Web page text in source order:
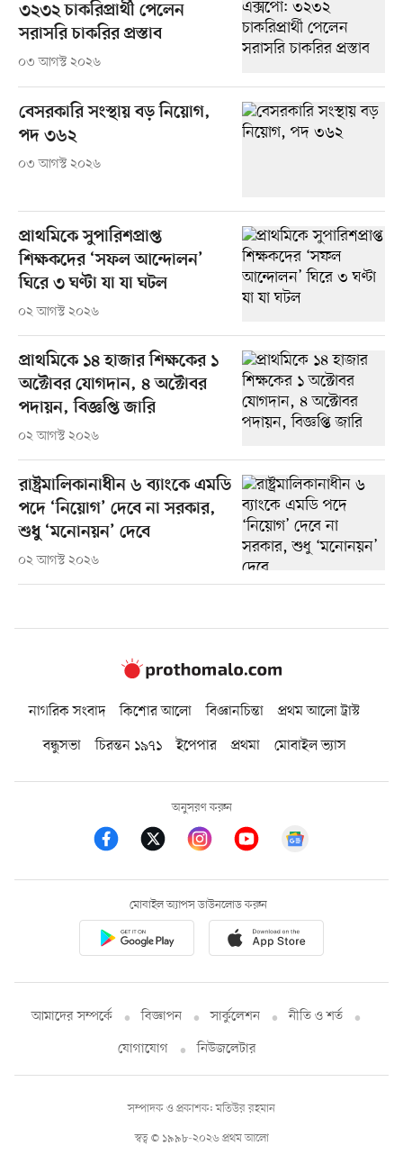
৩২৩২ চাকরিপ্রার্থী পেলেন
সরাসরি চাকরির প্রস্তাব
০৩ আগস্ট ২০২৬
বেসরকারি সংস্থায় বড় নিয়োগ,
পদ ৩৬২
০৩ আগস্ট ২০২৬
প্রাথমিকে সুপারিশপ্রাপ্ত
শিক্ষকদের ‘সফল আন্দোলন’
ঘিরে ৩ ঘণ্টা যা যা ঘটল
০২ আগস্ট ২০২৬
প্রাথমিকে ১৪ হাজার শিক্ষকের ১
অক্টোবর যোগদান, ৪ অক্টোবর
পদায়ন, বিজ্ঞপ্তি জারি
০২ আগস্ট ২০২৬
রাষ্ট্রমালিকানাধীন ৬ ব্যাংকে এমডি
পদে ‘নিয়োগ’ দেবে না সরকার,
শুধু ‘মনোনয়ন’ দেবে
০২ আগস্ট ২০২৬
নাগরিক সংবাদ কিশোর আলো বিজ্ঞানচিন্তা
প্রথম আলো ট্রাস্ট
বন্ধুসভা
চিরন্তন ১৯৭১ ইপেপার প্রথমা মোবাইল ভ্যাস
অনুসরণ করুন
মোবাইল অ্যাপস ডাউনলোড করুন
আমাদের সম্পর্কে বিজ্ঞাপন সার্কুলেশন
নীতি ও শর্ত
যোগাযোগ
নিউজলেটার
স্বত্ব © ১৯৯৮-২০২৬ প্রথম আলো
সম্পাদক ও প্রকাশক: মতিউর রহমান